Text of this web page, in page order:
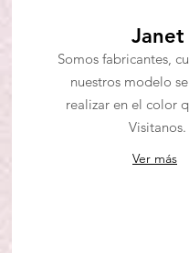
Janet
Somos fabricantes,
nuestros modelo
realizar en el color
Visitanos.
Ver más